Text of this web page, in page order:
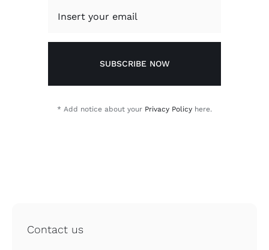
SUBSCRIBE NOW
* Add notice about your Privacy Policy here.
Contact us